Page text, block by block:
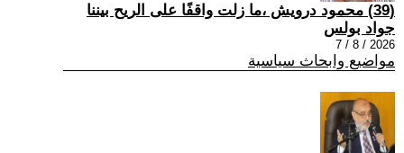
(39) محمود درويش ،ما زلت واقفًا على الريح بيننا
جواد بولس
2026 / 8 / 7
مواضيع وابحاث سياسية